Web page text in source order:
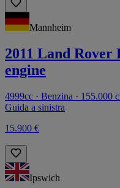
Mannheim
2011 Land Rover
engine
4999cc · Benzina · 155.000
Guida a sinistra
15.900 €
Ipswich